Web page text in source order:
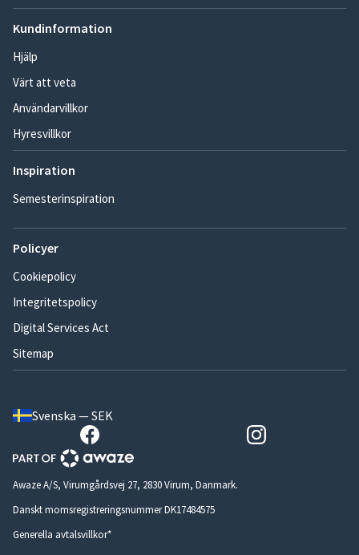
Kundinformation
Hjälp
Värt att veta
Användarvillkor
Hyresvillkor
Inspiration
Semesterinspiration
Policyer
Cookiepolicy
Integritetspolicy
Digital Services Act
Sitemap
Svenska — SEK
Awaze A/S, Virumgårdsvej 27, 2830 Virum, Danmark.
Danskt momsregistreringsnummer DK17484575
Generella avtalsvillkor*